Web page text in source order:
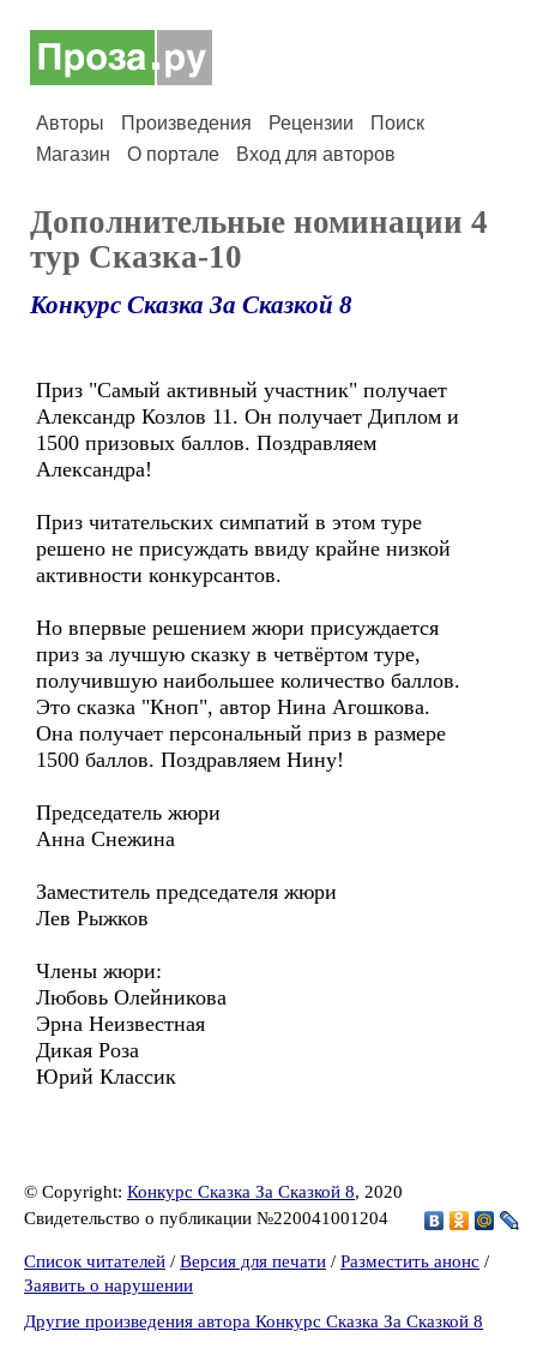
Авторы Произведения Рецензии
Поиск
Магазин
О портале Вход для авторов
Дополнительные номинации 4
тур Сказка-10
Конкурс Сказка За Сказкой 8
Приз "Самый активный участник" получает
Александр Козлов 11. Он получает Диплом и
1500 призовых баллов. Поздравляем
Александра!
Приз читательских симпатий в этом туре
решено не присуждать ввиду крайне низкой
активности конкурсантов.
Но впервые решением жюри присуждается
приз за лучшую сказку в четвёртом туре,
получившую наибольшее количество баллов.
Это сказка "Кноп", автор Нина Агошкова.
Она получает персональный приз в размере
1500 баллов. Поздравляем Нину!
Председатель жюри
Анна Снежина
Заместитель председателя жюри
Лев Рыжков
Члены жюри:
Любовь Олейникова
Эрна Неизвестная
Дикая Роза
Юрий Классик
© Copyright: Конкурс Сказка За Сказкой 8, 2020
Свидетельство о публикации №220041001204
Список читателей / Версия для печати / Разместить анонс /
Заявить о нарушении
Другие произведения автора Конкурс Сказка За Сказкой 8